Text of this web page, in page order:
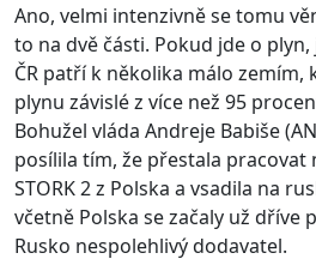
Ano, velmi intenzivně se tomu
to na dvě části. Pokud jde o
ČR patří k několika málo zemím,
plynu závislé z více než 95
Bohužel vláda Andreje Babiše
posílila tím, že přestala
STORK 2 z Polska a vsadila na
včetně Polska se začaly už dříve
Rusko nespolehlivý dodavatel.